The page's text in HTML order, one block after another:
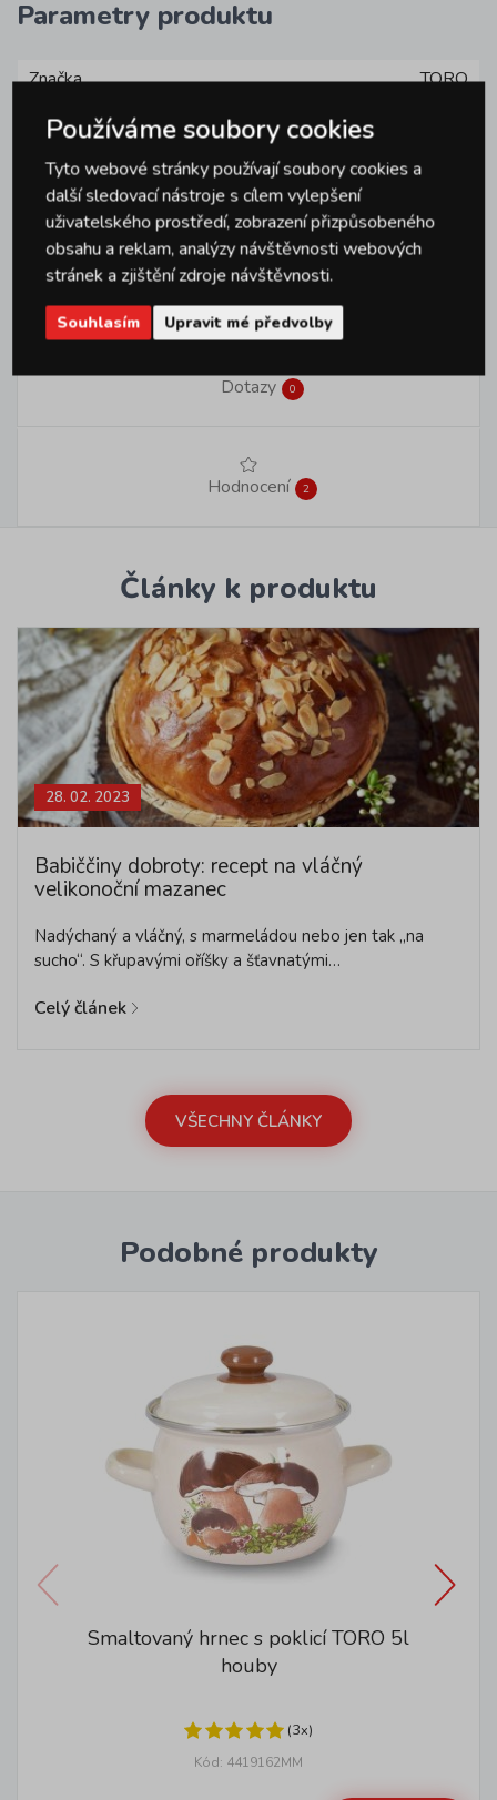
Parametry produktu
Značka
TORO
Hloubka
Výška
Materiál
smaltované
Dotazy 0
Hodnocení 2
Články k produktu
28. 02. 2023
Babiččiny dobroty: recept na vláčný
velikonoční mazanec
Nadýchaný a vláčný, s marmeládou nebo jen tak „na
sucho“. S křupavými oříšky a šťavnatými…
Celý článek
VŠECHNY ČLÁNKY
Podobné produkty
Smaltovaný hrnec s poklicí TORO 5l
houby
(3x)
Kód: 4419162MM
Používáme soubory cookies
Tyto webové stránky používají soubory cookies a
další sledovací nástroje s cílem vylepšení
uživatelského prostředí, zobrazení přizpůsobeného
obsahu a reklam, analýzy návštěvnosti webových
stránek a zjištění zdroje návštěvnosti.
Souhlasím Upravit mé předvolby